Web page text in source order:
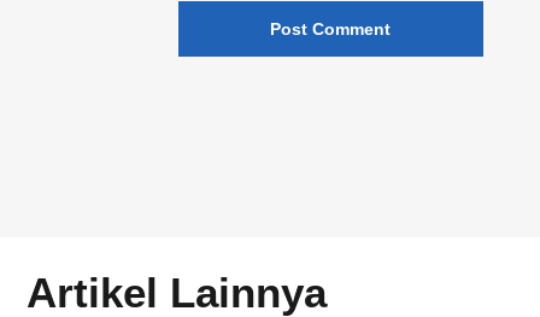
Artikel Lainnya